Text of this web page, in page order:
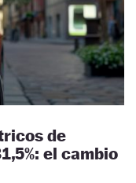
de
el cambio